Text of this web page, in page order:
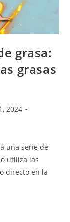
grasa:
grasas
2024
una serie de
utiliza las
directo en la